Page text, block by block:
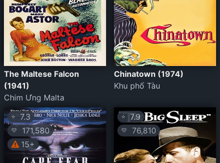
The Maltese Falcon
(1941)
Chim Ưng Malta
Chinatown (1974)
Khu phố Tàu
⭐ 7.3
💛
171,580
15+
⭐ 7.9
💛 76,810